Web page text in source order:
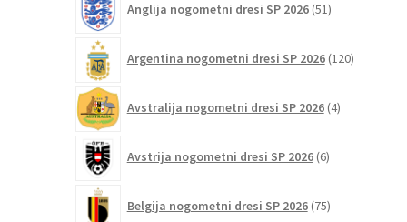
strani
Anglija nogometni dresi SP 2026 51izdelkov
Argentina nogometni dresi SP 2026 120izdelkov
Avstralija nogometni dresi SP 2026 4izdelki
Avstrija nogometni dresi SP 2026 6izdelkov
Belgija nogometni dresi SP 2026 75izdelkov